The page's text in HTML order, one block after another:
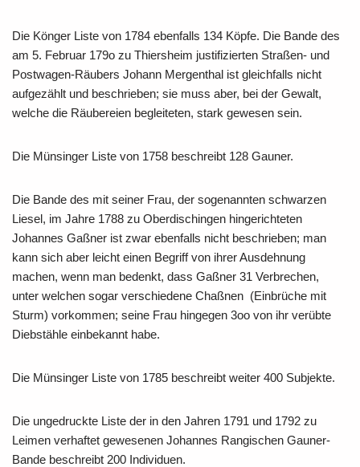
Die Könger Liste von 1784 ebenfalls 134 Köpfe. Die Bande des
am 5. Februar 179o zu Thiersheim justifizierten Straßen- und
Postwagen-Räubers Johann Mergenthal ist gleichfalls nicht
aufgezählt und beschrieben; sie muss aber, bei der Gewalt,
welche die Räubereien begleiteten, stark gewesen sein.
Die Münsinger Liste von 1758 beschreibt 128 Gauner.
Die Bande des mit seiner Frau, der sogenannten schwarzen
Liesel, im Jahre 1788 zu Oberdischingen hingerichteten
Johannes Gaßner ist zwar ebenfalls nicht beschrieben; man
kann sich aber leicht einen Begriff von ihrer Ausdehnung
machen, wenn man bedenkt, dass Gaßner 31 Verbrechen,
unter welchen sogar verschiedene Chaßnen (Einbrüche mit
Sturm) vorkommen; seine Frau hingegen 3oo von ihr verübte
Diebstähle einbekannt habe.
Die Münsinger Liste von 1785 beschreibt weiter 400 Subjekte.
Die ungedruckte Liste der in den Jahren 1791 und 1792 zu
Leimen verhaftet gewesenen Johannes Rangischen Gauner-
Bande beschreibt 200 Individuen.